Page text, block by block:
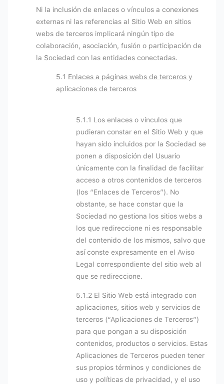
Ni la inclusión de enlaces o vínculos a conexiones
externas ni las referencias al Sitio Web en sitios
webs de terceros implicará ningún tipo de
colaboración, asociación, fusión o participación de
la Sociedad con las entidades conectadas.
5.1 Enlaces a páginas webs de terceros y
aplicaciones de terceros
5.1.1 Los enlaces o vínculos que
pudieran constar en el Sitio Web y que
hayan sido incluidos por la Sociedad se
ponen a disposición del Usuario
únicamente con la finalidad de facilitar
acceso a otros contenidos de terceros
(los “Enlaces de Terceros”). No
obstante, se hace constar que la
Sociedad no gestiona los sitios webs a
los que redireccione ni es responsable
del contenido de los mismos, salvo que
así conste expresamente en el Aviso
Legal correspondiente del sitio web al
que se redireccione.
5.1.2 El Sitio Web está integrado con
aplicaciones, sitios web y servicios de
terceros (“Aplicaciones de Terceros”)
para que pongan a su disposición
contenidos, productos o servicios. Estas
Aplicaciones de Terceros pueden tener
sus propios términos y condiciones de
uso y políticas de privacidad, y el uso